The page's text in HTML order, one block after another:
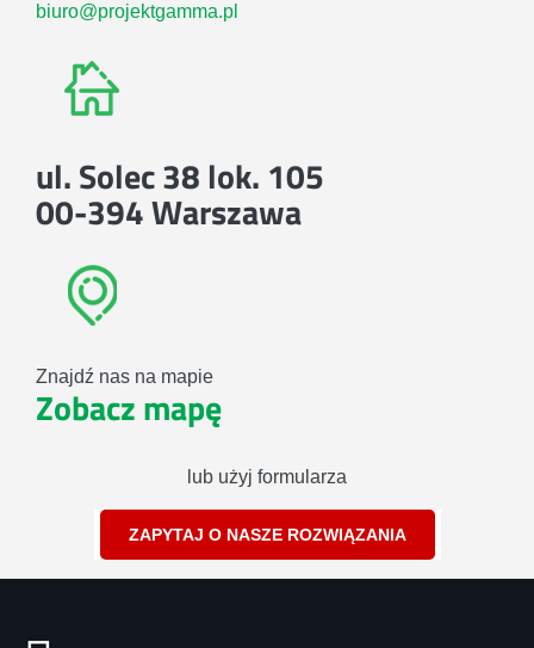
biuro@projektgamma.pl
ul. Solec 38 lok. 105
00-394 Warszawa
Znajdź nas na mapie
Zobacz mapę
lub użyj formularza
ZAPYTAJ O NASZE ROZWIĄZANIA